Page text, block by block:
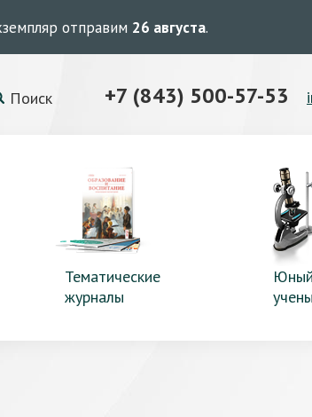
отправим 26 августа.
Поиск +7 (843) 500-57-53
Тематические
журналы
Юный